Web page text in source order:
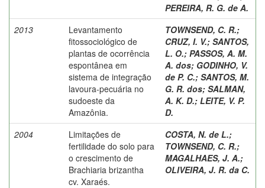
PEREIRA, R. G. de A.
2013
Levantamento
fitossociológico de
plantas de ocorrência
espontânea em
sistema de integração
lavoura-pecuária no
sudoeste da
Amazônia.
TOWNSEND, C. R.;
CRUZ, I. V.; SANTOS,
L. O.; PASSOS, A. M.
A. dos; GODINHO, V.
de P. C.; SANTOS, M.
G. R. dos; SALMAN,
A. K. D.; LEITE, V. P.
D.
2004
Limitações de
fertilidade do solo para
o crescimento de
Brachiaria brizantha
cv. Xaraés.
COSTA, N. de L.;
TOWNSEND, C. R.;
MAGALHAES, J. A.;
OLIVEIRA, J. R. da C.